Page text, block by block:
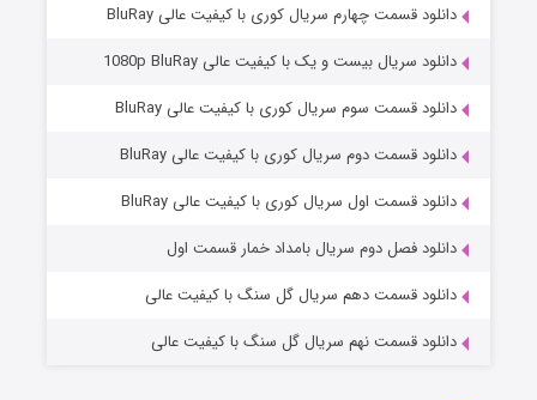
مردگان متحرک: شهر مرده ۳
قسمت۲ (زیرنویس) منتشر شد
دانلود قسمت چهارم سریال کوری با کیفیت عالی BluRay
دانلود سریال بیست و یک با کیفیت عالی 1080p BluRay
دانلود قسمت سوم سریال کوری با کیفیت عالی BluRay
دانلود قسمت دوم سریال کوری با کیفیت عالی BluRay
دانلود قسمت اول سریال کوری با کیفیت عالی BluRay
دانلود فصل دوم سریال بامداد خمار قسمت اول
دانلود قسمت دهم سریال گل سنگ با کیفیت عالی
دانلود قسمت نهم سریال گل سنگ با کیفیت عالی